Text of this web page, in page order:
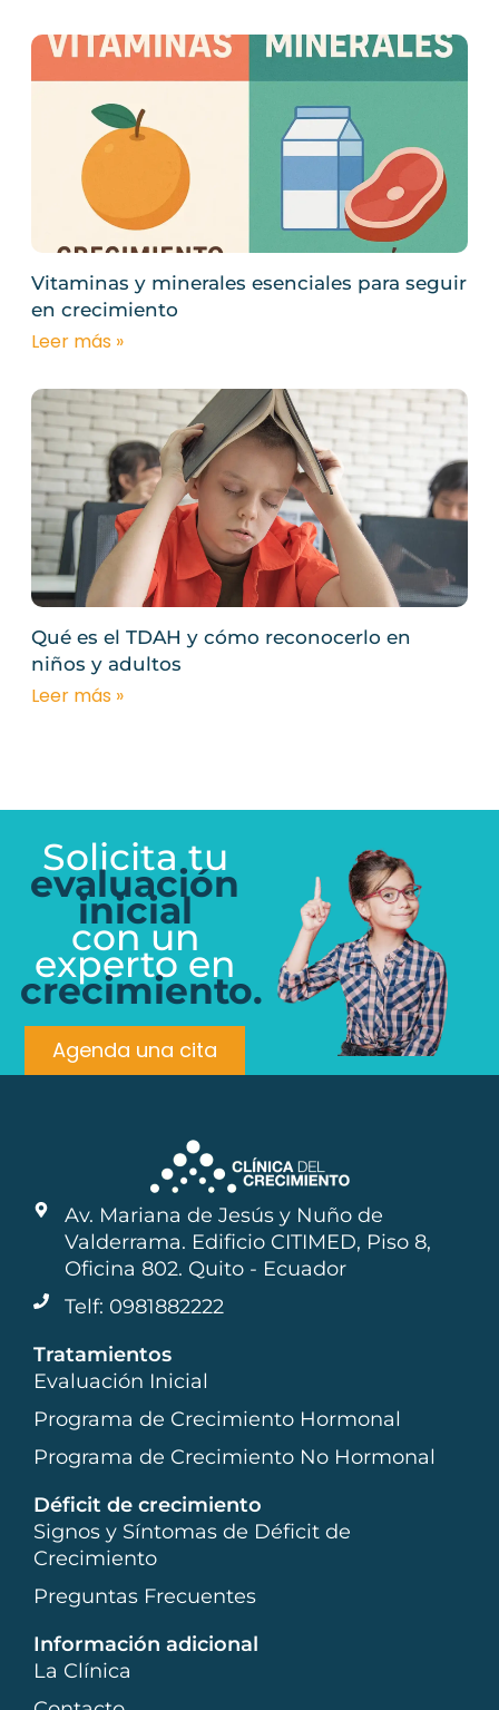
Vitaminas y minerales esenciales para seguir
en crecimiento
Leer más »
Qué es el TDAH y cómo reconocerlo en
niños y adultos
Leer más »
Solicita tu
evaluación
inicial
con un
experto en
crecimiento.
Agenda una cita
Av. Mariana de Jesús y Nuño de
Valderrama. Edificio CITIMED, Piso 8,
Oficina 802. Quito - Ecuador
Telf: 0981882222
Tratamientos
Evaluación Inicial
Programa de Crecimiento Hormonal
Programa de Crecimiento No Hormonal
Déficit de crecimiento
Signos y Síntomas de Déficit de
Crecimiento
Preguntas Frecuentes
Información adicional
La Clínica